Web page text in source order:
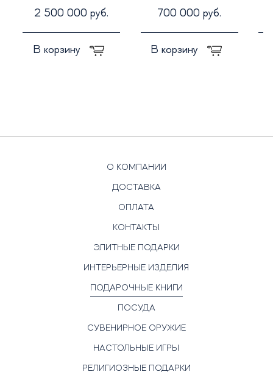
2 500 000 руб.
В корзину
700 000 руб.
В корзину
О КОМПАНИИ
ДОСТАВКА
ОПЛАТА
КОНТАКТЫ
ЭЛИТНЫЕ ПОДАРКИ
ИНТЕРЬЕРНЫЕ ИЗДЕЛИЯ
ПОДАРОЧНЫЕ КНИГИ
ПОСУДА
СУВЕНИРНОЕ ОРУЖИЕ
НАСТОЛЬНЫЕ ИГРЫ
РЕЛИГИОЗНЫЕ ПОДАРКИ